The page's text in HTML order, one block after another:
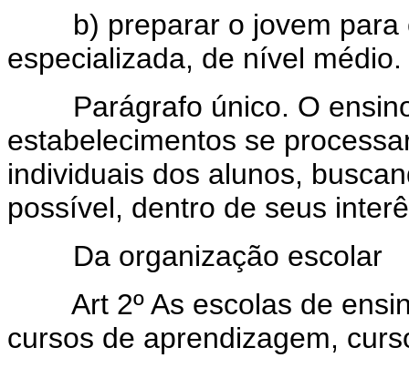
b) preparar o jovem para
especializada, de nível médio.
Parágrafo único. O ensino
estabelecimentos se
individuais dos alunos,
possível, dentro de seus
Da organização escolar
Art 2º As escolas de
cursos de aprendizagem,